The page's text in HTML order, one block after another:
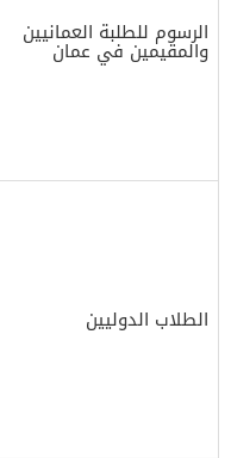
الرسوم للطلبة العمانيين
والمقيمين في عمان
الطلاب الدوليين